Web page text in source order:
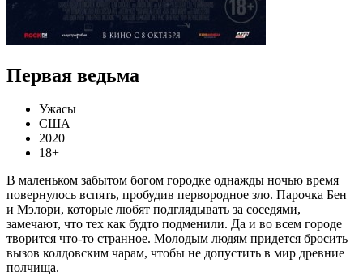
Первая ведьма
Ужасы
США
2020
18+
В маленьком забытом богом городке однажды ночью время
повернулось вспять, пробудив первородное зло. Парочка Бен
и Мэлори, которые любят подглядывать за соседями,
замечают, что тех как будто подменили. Да и во всем городе
творится что-то странное. Молодым людям придется бросить
вызов колдовским чарам, чтобы не допустить в мир древние
полчища.